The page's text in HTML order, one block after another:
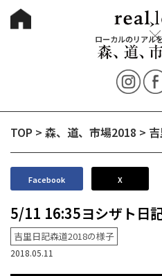
ローカルのリアル
TOP > 森、道、市場2018 >
Facebook X
5/11 16:35ヨシザト日
吉里日記森道2018の様子
2018.05.11